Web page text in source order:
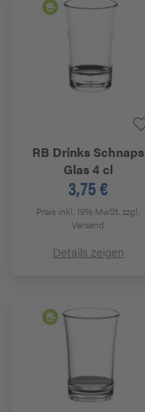
RB DrinksSchnaps
Glas 4 cl
3,75 €
Preis inkl. 19% MwSt.zzgl.
Versand
Details zeigen